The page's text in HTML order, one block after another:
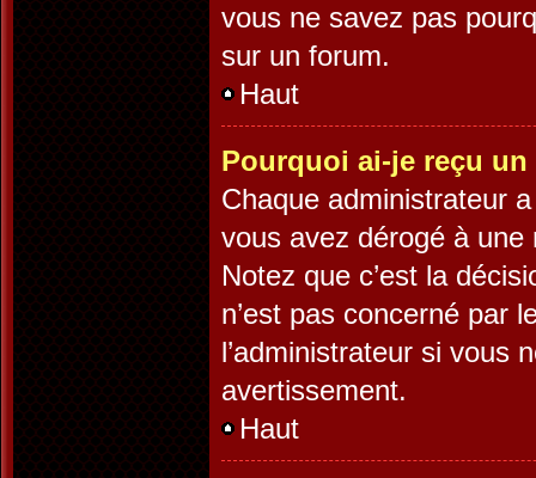
vous ne savez pas
sur un forum.
Haut
Pourquoi ai-je reçu
Chaque administrateur
vous avez dérogé à
Notez que c’est la
n’est pas concerné par
l’administrateur si vous
avertissement.
Haut